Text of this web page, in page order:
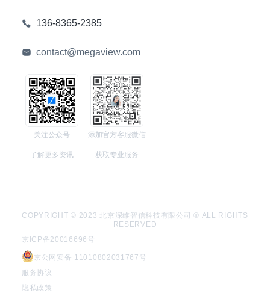
136-8365-2385
contact@megaview.com
关注公众号
了解更多资讯
添加官方客服微信
获取专业服务
COPYRIGHT © 2023 北京深维智信科技有限公司 ® ALL RIGHTS
RESERVED
京ICP备20016696号
京公网安备 11010802031767号
服务协议
隐私政策